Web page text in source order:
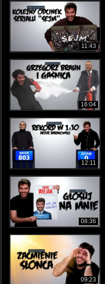
11:43
16:04
12:11
08:36
09:23